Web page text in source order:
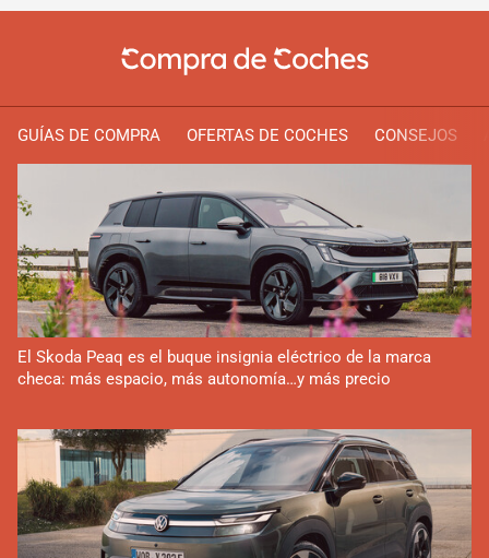
GUÍAS DE COMPRA OFERTAS DE COCHES CONSEJOS
El Skoda Peaq es el buque insignia eléctrico de la marca
checa: más espacio, más autonomía…y más precio